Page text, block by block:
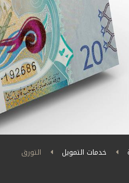
خدمات التمويل التورق